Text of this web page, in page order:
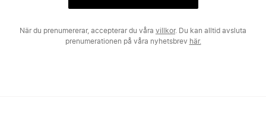
När du prenumererar, accepterar du våra villkor. Du kan alltid avsluta
prenumerationen på våra nyhetsbrev här.